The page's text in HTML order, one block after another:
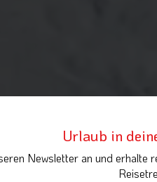
Urlaub in
Newsletter an und erhalte